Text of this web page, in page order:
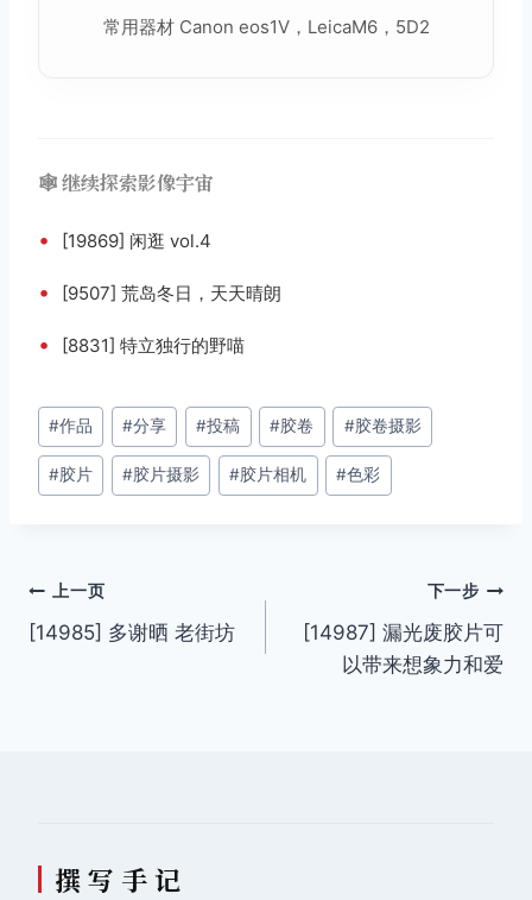
常用器材 Canon eos1V，LeicaM6，5D2
🕸️ 继续探索影像宇宙
• [19869] 闲逛 vol.4
• [9507] 荒岛冬日，天天晴朗
• [8831] 特立独行的野喵
文
章
标
#作品 #分享 #投稿 #胶卷 #胶卷摄影
#胶片 #胶片摄影 #胶片相机 #色彩
文
章
上一页
[14985] 多谢晒 老街坊
下一步
[14987] 漏光废胶片可
以带来想象力和爱
撰 写 手 记